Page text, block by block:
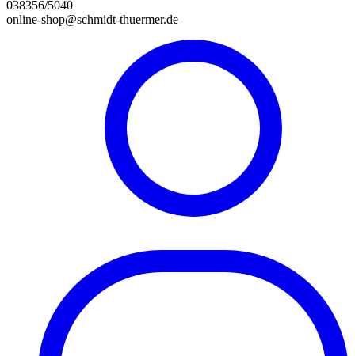
038356/5040
online-shop@schmidt-thuermer.de